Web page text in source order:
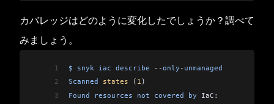
カバレッジはどのように変化したでしょうか？調べて
みましょう。
1 $ snyk iac describe --only - unmanaged
2
Scanned states ( 1 )
3
Found resources not covered by IaC: